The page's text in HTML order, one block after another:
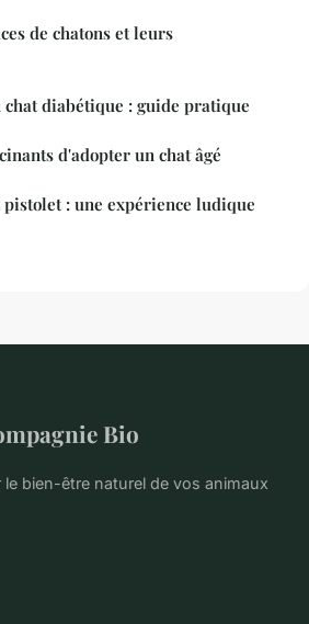
de chatons et leurs
diabétique : guide pratique
d'adopter un chat âgé
pistolet : une expérience ludique
Bio
bien-être naturel de vos animaux